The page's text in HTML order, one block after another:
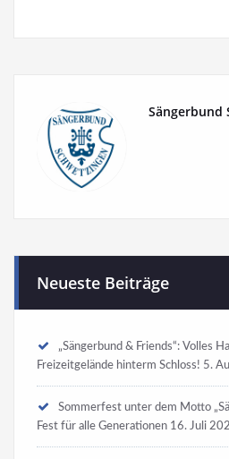
Sängerbund
Neueste Beiträge
„Sängerbund & Friends“: Volles
Freizeitgelände hinterm Schloss! 5.
Sommerfest unter dem Motto
Fest für alle Generationen 16. Juli